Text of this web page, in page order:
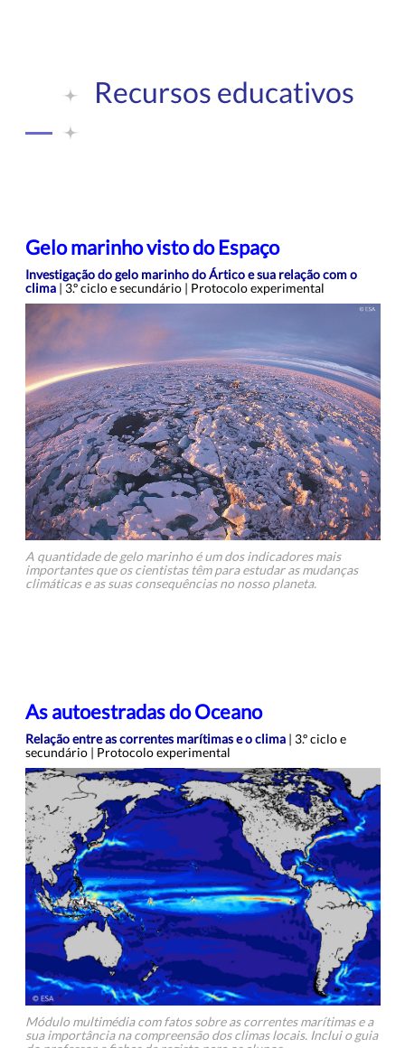
Recursos educativos
Gelo marinho visto do Espaço
Investigação do gelo marinho do Ártico e sua relação com o
clima | 3.º ciclo e secundário | Protocolo experimental
A quantidade de gelo marinho é um dos indicadores mais
importantes que os cientistas têm para estudar as mudanças
climáticas e as suas consequências no nosso planeta.
As autoestradas do Oceano
Relação entre as correntes marítimas e o clima | 3.º ciclo e
secundário | Protocolo experimental
Módulo multimédia com fatos sobre as correntes marítimas e a
sua importância na compreensão dos climas locais. Inclui o guia